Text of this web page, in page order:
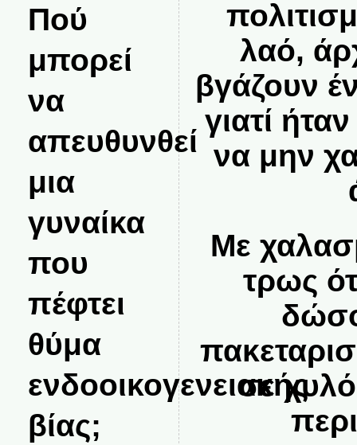
Πού
μπορεί
να
απευθυνθεί
μια
γυναίκα
που
πέφτει
θύμα
ενδοοικογενειακής
βίας;
λαό,
βγάζουν
γιατί
να μην
Με
τρως
σε